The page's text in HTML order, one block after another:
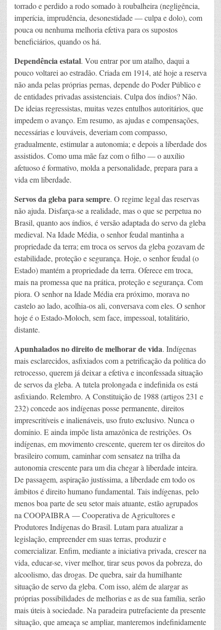
torrado e perdido a rodo somado à roubalheira (negligência,
imperícia, imprudência, desonestidade — culpa e dolo), com
pouca ou nenhuma melhoria efetiva para os supostos
beneficiários, quando os há.
Dependência estatal. Vou entrar por um atalho, daqui a
pouco voltarei ao estradão. Criada em 1914, até hoje a reserva
não anda pelas próprias pernas, depende do Poder Público e
de entidades privadas assistenciais. Culpa dos índios? Não.
De ideias regressistas, muitas vezes entulhos autoritários, que
impedem o avanço. Em resumo, as ajudas e compensações,
necessárias e louváveis, deveriam com compasso,
gradualmente, estimular a autonomia; e depois a liberdade dos
assistidos. Como uma mãe faz com o filho — o auxílio
afetuoso é formativo, molda a personalidade, prepara para a
vida em liberdade.
Servos da gleba para sempre. O regime legal das reservas
não ajuda. Disfarça-se a realidade, mas o que se perpetua no
Brasil, quanto aos índios, é versão adaptada do servo da gleba
medieval. Na Idade Média, o senhor feudal mantinha a
propriedade da terra; em troca os servos da gleba gozavam de
estabilidade, proteção e segurança. Hoje, o senhor feudal (o
Estado) mantém a propriedade da terra. Oferece em troca,
mais na promessa que na prática, proteção e segurança. Com
piora. O senhor na Idade Média era próximo, morava no
castelo ao lado, acolhia-os ali, conversava com eles. O senhor
hoje é o Estado-Moloch, sem face, impessoal, totalitário,
distante.
Apunhalados no direito de melhorar de vida. Indígenas
mais esclarecidos, asfixiados com a petrificação da política do
retrocesso, querem já deixar a efetiva e inconfessada situação
de servos da gleba. A tutela prolongada e indefinida os está
asfixiando. Relembro. A Constituição de 1988 (artigos 231 e
232) concede aos indígenas posse permanente, direitos
imprescritíveis e inalienáveis, uso fruto exclusivo. Nunca o
domínio. E ainda impõe lista amazônica de restrições. Os
indígenas, em movimento crescente, querem ter os direitos do
brasileiro comum, caminhar com sensatez na trilha da
autonomia crescente para um dia chegar à liberdade inteira.
De passagem, aspiração justíssima, a liberdade em todo os
âmbitos é direito humano fundamental. Tais indígenas, pelo
menos boa parte de seu setor mais atuante, estão agrupados
na COOPAIBRA — Cooperativa de Agricultores e
Produtores Indígenas do Brasil. Lutam para atualizar a
legislação, empreender em suas terras, produzir e
comercializar. Enfim, mediante a iniciativa privada, crescer na
vida, educar-se, viver melhor, tirar seus povos da pobreza, do
alcoolismo, das drogas. De quebra, sair da humilhante
situação de servo da gleba. Com isso, além de alargar as
próprias possibilidades de melhorias e as de sua família, serão
mais úteis à sociedade. Na paradeira putrefaciente da presente
situação, que ameaça se ampliar, manteremos indefinidamente